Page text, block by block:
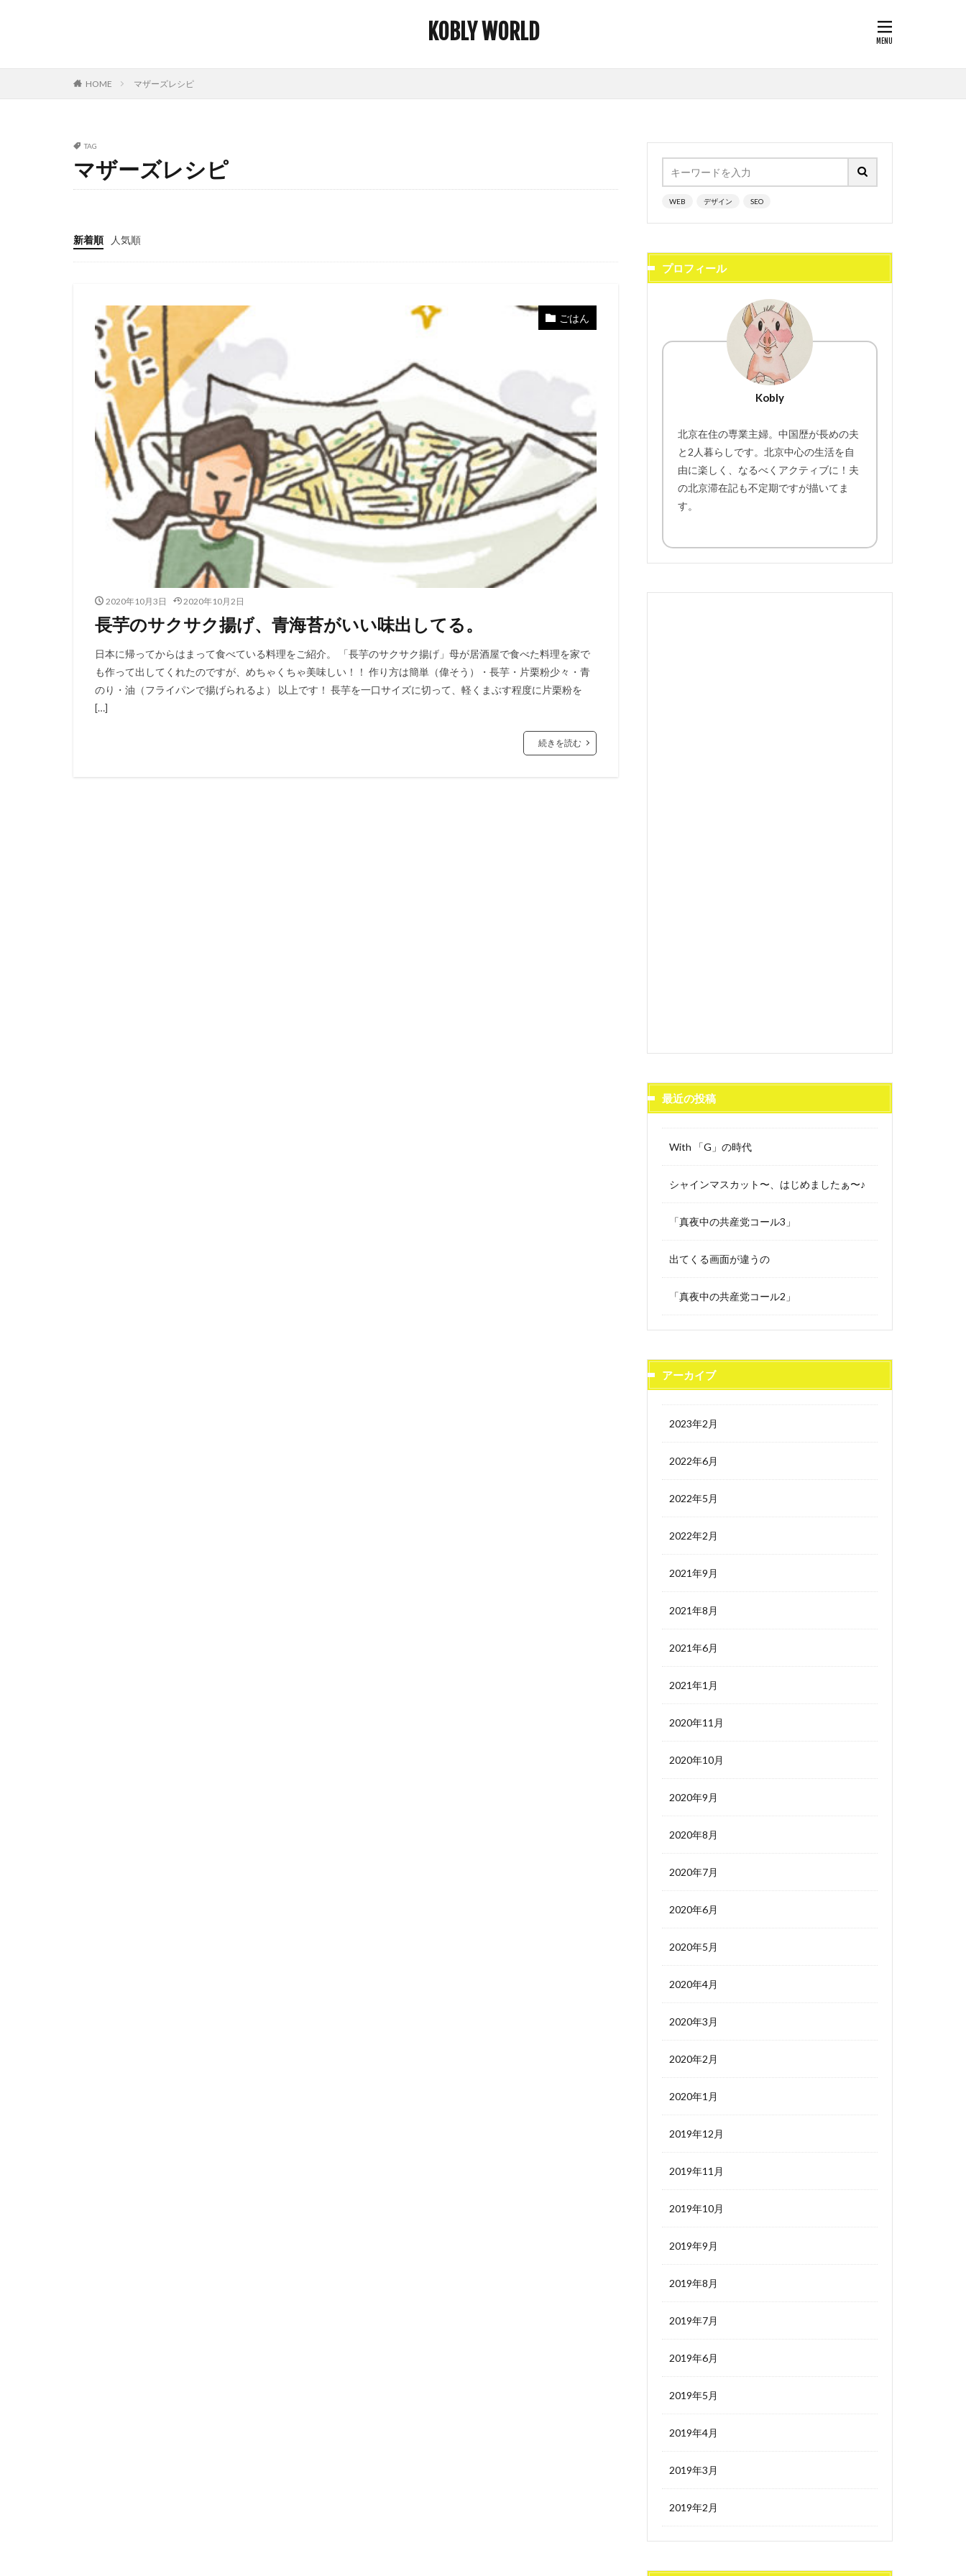
KOBLY WORLD
HOME マザーズレシピ
TAG
マザーズレシピ
新着順 人気順
ごはん
2020年10月3日 2020年10月2日
長芋のサクサク揚げ、青海苔がいい味出してる。
日本に帰ってからはまって食べている料理をご紹介。 「長芋のサクサク揚げ」母が居酒屋で食べた料理を家で
も作って出してくれたのですが、めちゃくちゃ美味しい！！ 作り方は簡単（偉そう）・長芋・片栗粉少々・青
のり・油（フライパンで揚げられるよ） 以上です！ 長芋を一口サイズに切って、軽くまぶす程度に片栗粉を
[…]
続きを読む
WEB デザイン SEO
プロフィール
Kobly
北京在住の専業主婦。中国歴が長めの夫
と2人暮らしです。北京中心の生活を自
由に楽しく、なるべくアクティブに！夫
の北京滞在記も不定期ですが描いてま
す。
最近の投稿
With 「G」の時代
シャインマスカット〜、はじめましたぁ〜♪
「真夜中の共産党コール3」
出てくる画面が違うの
「真夜中の共産党コール2」
アーカイブ
2023年2月
2022年6月
2022年5月
2022年2月
2021年9月
2021年8月
2021年6月
2021年1月
2020年11月
2020年10月
2020年9月
2020年8月
2020年7月
2020年6月
2020年5月
2020年4月
2020年3月
2020年2月
2020年1月
2019年12月
2019年11月
2019年10月
2019年9月
2019年8月
2019年7月
2019年6月
2019年5月
2019年4月
2019年3月
2019年2月